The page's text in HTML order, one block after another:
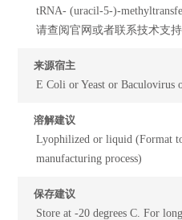
tRNA- (uracil-5-)-
请查阅官网或者联系技术支
来源宿主
E Coli or Yeast or Baculovirus
溶解建议
Lyophilized or liquid (Format
manufacturing process)
保存建议
Store at -20 degrees C. For